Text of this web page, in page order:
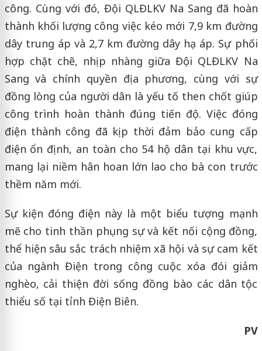
công. Cùng với đó, Đội QLĐLKV Na Sang đã hoàn
thành khối lượng công việc kéo mới 7,9 km đường
dây trung áp và 2,7 km đường dây hạ áp. Sự phối
hợp chặt chẽ, nhịp nhàng giữa Đội QLĐLKV Na
Sang và chính quyền địa phương, cùng với sự
đồng lòng của người dân là yếu tố then chốt giúp
công trình hoàn thành đúng tiến độ. Việc đóng
điện thành công đã kịp thời đảm bảo cung cấp
điện ổn định, an toàn cho 54 hộ dân tại khu vực,
mang lại niềm hân hoan lớn lao cho bà con trước
thềm năm mới.
Sự kiện đóng điện này là một biểu tượng mạnh
mẽ cho tinh thần phụng sự và kết nối cộng đồng,
thể hiện sâu sắc trách nhiệm xã hội và sự cam kết
của ngành Điện trong công cuộc xóa đói giảm
nghèo, cải thiện đời sống đồng bào các dân tộc
thiểu số tại tỉnh Điện Biên.
PV